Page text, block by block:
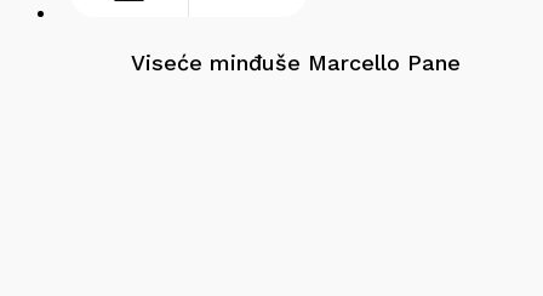
Viseće minđuše Marcello Pane